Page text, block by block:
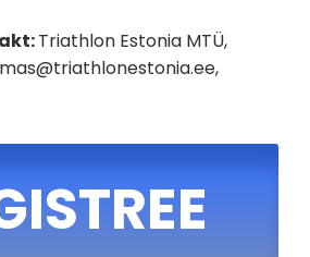
Triathlon Estonia MTÜ,